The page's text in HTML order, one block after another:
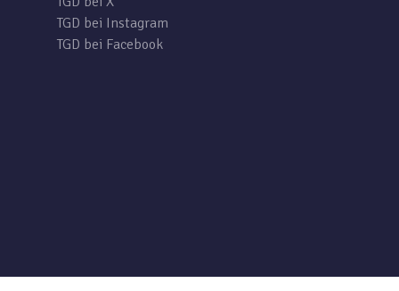
TGD bei Instagram
TGD bei Facebook